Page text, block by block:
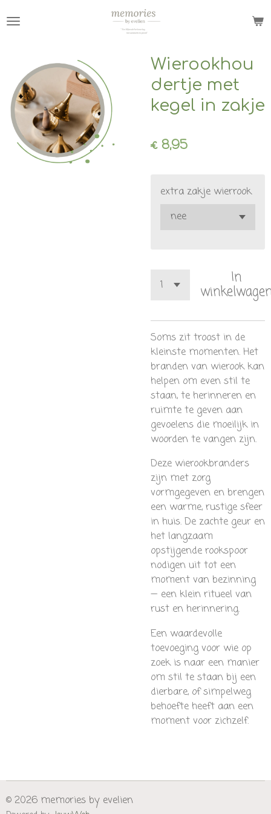
direct
hoofdinhoud
Wierookhou
dertje met
kegel in zakje
€ 8,95
extra zakje wierrook
In
Soms zit troost in de
kleinste momenten. Het
branden van wierook kan
helpen om even stil te
staan, te herinneren en
ruimte te geven aan
gevoelens die moeilijk in
woorden te vangen zijn.
Deze wierookbranders
zijn met zorg
vormgegeven en brengen
een warme, rustige sfeer
in huis. De zachte geur en
het langzaam
opstijgende rookspoor
nodigen uit tot een
moment van bezinning
— een klein ritueel van
rust en herinnering.
Een waardevolle
toevoeging voor wie op
zoek is naar een manier
om stil te staan bij een
dierbare, of simpelweg
behoefte heeft aan een
moment voor zichzelf.
© 2026 memories by evelien